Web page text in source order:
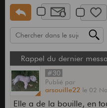
Rappel du dernier
#30
Publié par
arsouille22 le 02
Elle a de la bouille, en